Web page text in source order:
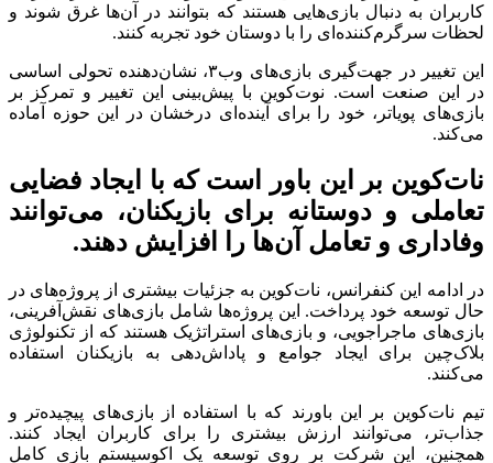
کاربران به دنبال بازی‌هایی هستند که بتوانند در آن‌ها غرق شوند و
لحظات سرگرم‌کننده‌ای را با دوستان خود تجربه کنند.
این تغییر در جهت‌گیری بازی‌های وب۳، نشان‌دهنده تحولی اساسی
در این صنعت است. نوت‌کوین با پیش‌بینی این تغییر و تمرکز بر
بازی‌های پویاتر، خود را برای آینده‌ای درخشان در این حوزه آماده
می‌کند.
نات‌کوین بر این باور است که با ایجاد فضایی
تعاملی و دوستانه برای بازیکنان، می‌توانند
وفاداری و تعامل آن‌ها را افزایش دهند.
در ادامه این کنفرانس، نات‌کوین به جزئیات بیشتری از پروژه‌های در
حال توسعه خود پرداخت. این پروژه‌ها شامل بازی‌های نقش‌آفرینی،
بازی‌های ماجراجویی، و بازی‌های استراتژیک هستند که از تکنولوژی
بلاک‌چین برای ایجاد جوامع و پاداش‌دهی به بازیکنان استفاده
می‌کنند.
تیم نات‌کوین بر این باورند که با استفاده از بازی‌های پیچیده‌تر و
جذاب‌تر، می‌توانند ارزش بیشتری را برای کاربران ایجاد کنند.
همچنین، این شرکت بر روی توسعه یک اکوسیستم بازی کامل